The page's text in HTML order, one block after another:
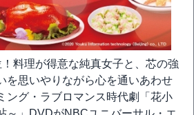
料理が得意な純真女子と、芯の強
を思いやりながら心を通いあわせ
ング・ラブロマンス時代劇「花小